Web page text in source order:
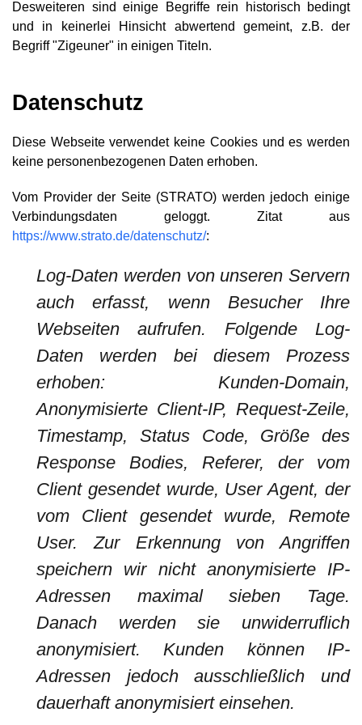
Desweiteren sind einige Begriffe rein historisch bedingt
und in keinerlei Hinsicht abwertend gemeint, z.B. der
Begriff "Zigeuner" in einigen Titeln.
Datenschutz
Diese Webseite verwendet keine Cookies und es werden
keine personenbezogenen Daten erhoben.
Vom Provider der Seite (STRATO) werden jedoch einige
Verbindungsdaten geloggt. Zitat aus
https://www.strato.de/datenschutz/:
Log-Daten werden von unseren Servern
auch erfasst, wenn Besucher Ihre
Webseiten aufrufen. Folgende Log-
Daten werden bei diesem Prozess
erhoben: Kunden-Domain,
Anonymisierte Client-IP, Request-Zeile,
Timestamp, Status Code, Größe des
Response Bodies, Referer, der vom
Client gesendet wurde, User Agent, der
vom Client gesendet wurde, Remote
User. Zur Erkennung von Angriffen
speichern wir nicht anonymisierte IP-
Adressen maximal sieben Tage.
Danach werden sie unwiderruflich
anonymisiert. Kunden können IP-
Adressen jedoch ausschließlich und
dauerhaft anonymisiert einsehen.